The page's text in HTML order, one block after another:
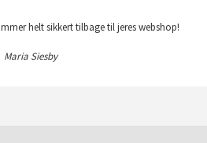
helt sikkert tilbage til jeres webshop!
Maria Siesby